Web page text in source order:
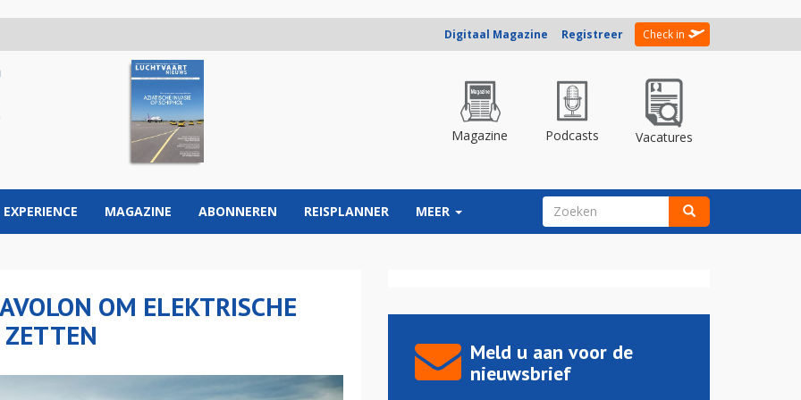
Digitaal Magazine Registreer Check in
Magazine Podcasts Vacatures
EXPERIENCE MAGAZINE ABONNEREN REISPLANNER MEER ZOEKVELD
OM ELEKTRISCHE
Meld u aan voor de
nieuwsbrief